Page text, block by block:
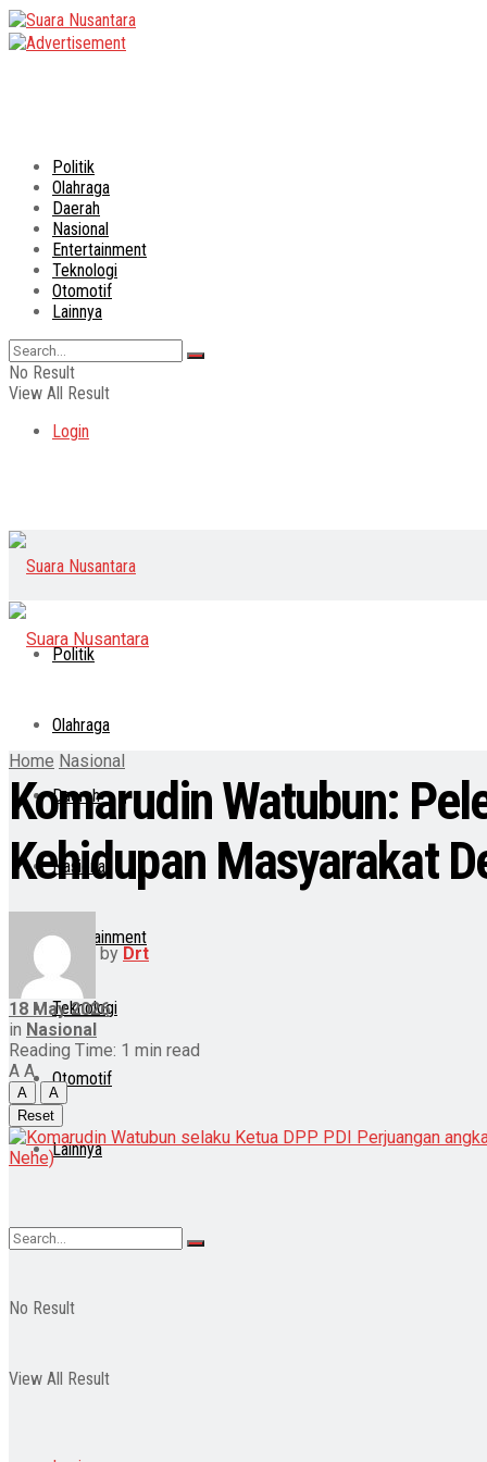
Politik
Olahraga
Daerah
Nasional
Entertainment
Teknologi
Otomotif
Lainnya
No Result
View All Result
Login
Politik
Olahraga
Daerah
Nasional
Entertainment
Teknologi
Otomotif
Lainnya
No Result
View All Result
Home Nasional
Komarudin Watubun:
Kehidupan Masyarakat
by Drt
18 May 2026
in Nasional
Reading Time: 1 min read
A A
A
A
Reset